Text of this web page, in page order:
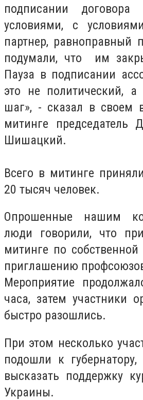
подписании
условиями, с
партнер, равноправный
подумали, что им
Пауза в подписании
это не политический, а
шаг», - сказал в своем
митинге
Шишацкий.
Всего в митинге
20 тысяч человек.
Опрошенные нашим
люди говорили, что
митинге по
приглашению
Мероприятие
часа, затем участники
быстро разошлись.
При этом несколько
подошли к
высказать поддержку
Украины.